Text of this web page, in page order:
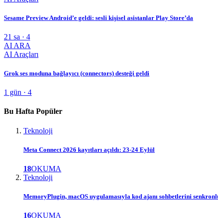
Sesame Preview Android’e geldi: sesli kişisel asistanlar Play Store’da
21 sa · 4
AI ARA
AI Araçları
Grok ses moduna bağlayıcı (connectors) desteği geldi
1 gün · 4
Bu Hafta Popüler
Teknoloji
Meta Connect 2026 kayıtları açıldı: 23-24 Eylül
18OKUMA
Teknoloji
MemoryPlugin, macOS uygulamasıyla kod ajanı sohbetlerini
16OKUMA